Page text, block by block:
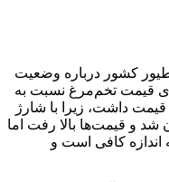
کشور درباره وضعیت
قیمت تخم‌مرغ نسبت به
کاهش قیمت داشت، زیرا با شارژ
شد و قیمت‌ها بالا رفت اما
کافی است و